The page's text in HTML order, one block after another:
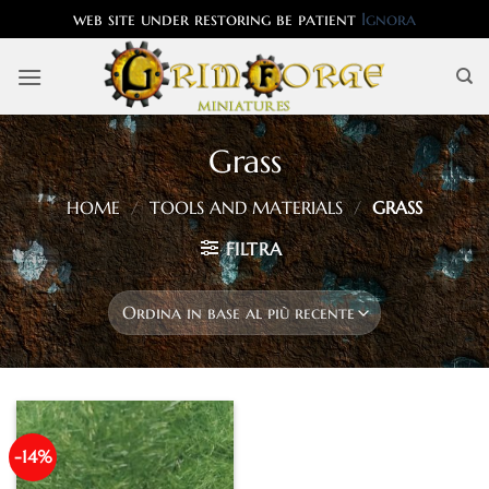
web site under restoring be patient Ignora
Grass
HOME / TOOLS AND MATERIALS / GRASS
FILTRA
-14%